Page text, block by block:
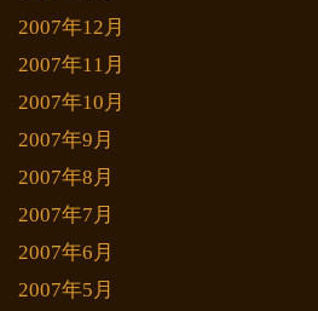
2007年12月
2007年11月
2007年10月
2007年9月
2007年8月
2007年7月
2007年6月
2007年5月